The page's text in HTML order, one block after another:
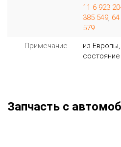
11 6 923
385 549,
579
Примечание
из
состояние
Запчасть с